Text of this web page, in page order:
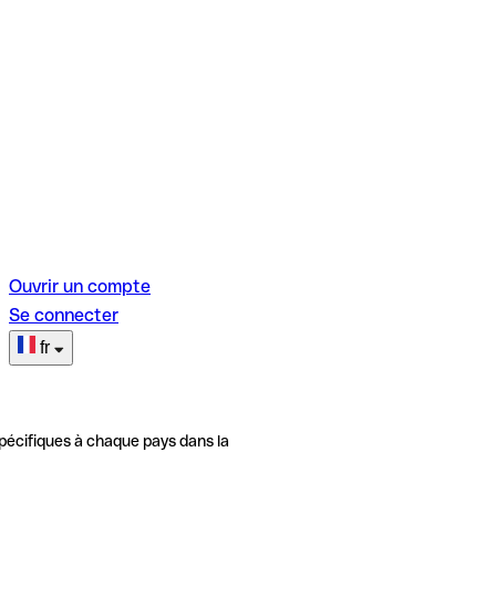
Ouvrir un compte
Se connecter
fr
à chaque pays dans la